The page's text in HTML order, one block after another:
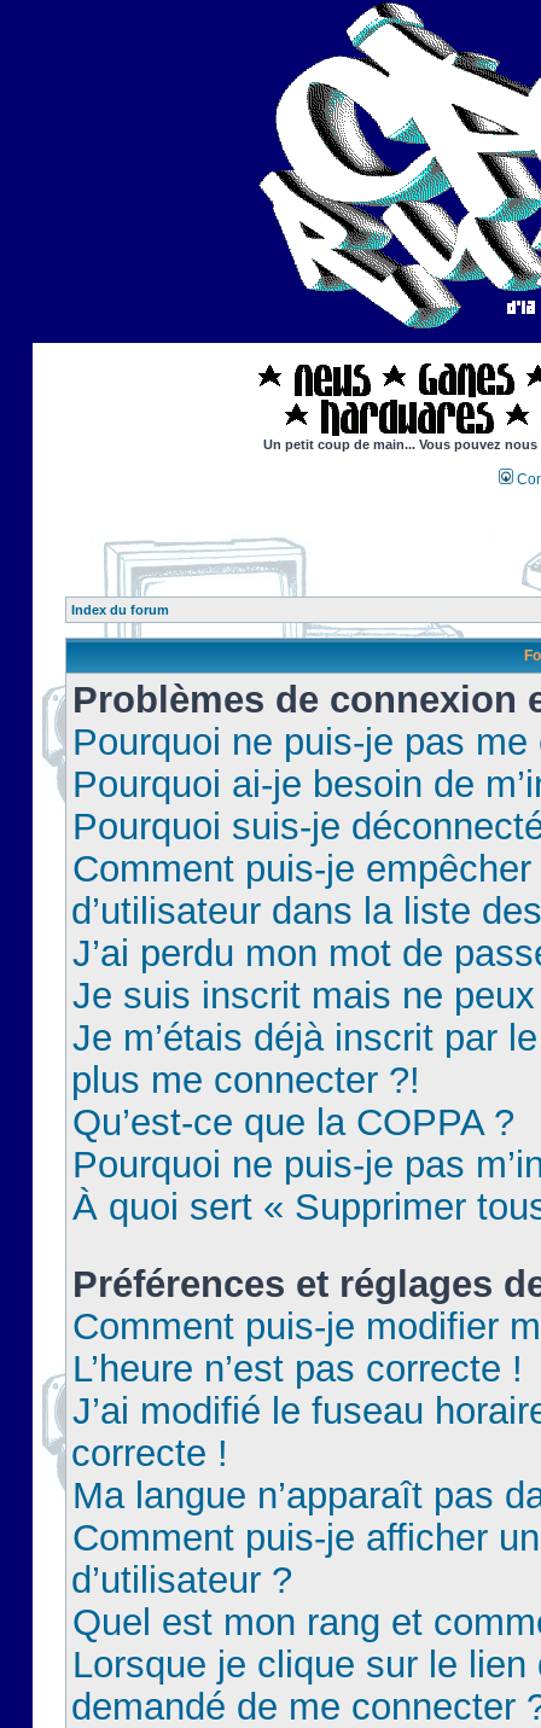
Un petit coup de main... Vous pouvez
Index du forum
Problèmes de connexion
Pourquoi ne puis-je pas
Pourquoi ai-je besoin de
Pourquoi suis-je
Comment puis-je
d’utilisateur dans la liste
J’ai perdu mon mot de
Je suis inscrit mais ne
Je m’étais déjà inscrit par
plus me connecter ?!
Qu’est-ce que la COPPA ?
Pourquoi ne puis-je pas
À quoi sert « Supprimer
Préférences et réglages
Comment puis-je modifier
L’heure n’est pas correcte !
J’ai modifié le fuseau
correcte !
Ma langue n’apparaît pas
Comment puis-je afficher
d’utilisateur ?
Quel est mon rang et
Lorsque je clique sur le lien
demandé de me connecter